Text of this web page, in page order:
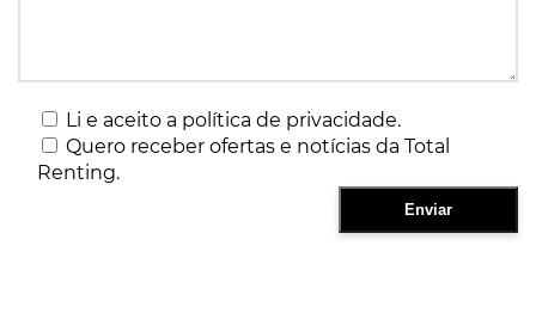
Li e aceito a política de privacidade.
Quero receber ofertas e notícias da Total
Renting.